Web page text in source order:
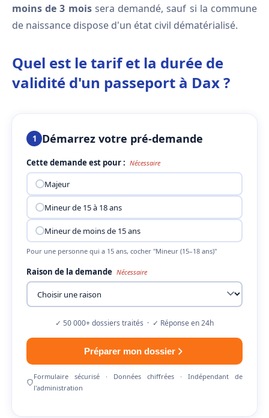
moins de 3 moissera demandé, sauf si la commune
de naissance dispose d'un état civil dématérialisé.
Quel est le tarif et la durée de
validité d'un passeport à Dax ?
1 Démarrez votre pré-demande
Cette demande est pour : Nécessaire
Majeur
Mineur de 15 à 18 ans
Mineur de moins de 15 ans
Pour une personne qui a 15 ans, cocher "Mineur (15–18 ans)"
Raison de la demande Nécessaire
✓ 50 000+ dossiers traités · ✓ Réponse en 24h
Préparer mon dossier
Formulaire sécurisé · Données chiffrées · Indépendant de
l'administration